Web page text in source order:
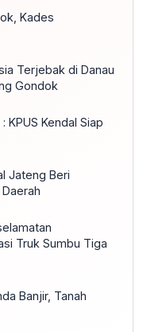
Kades
Terjebak di Danau
Gondok
KPUS Kendal Siap
Jateng Beri
Truk Sumbu Tiga
Banjir, Tanah